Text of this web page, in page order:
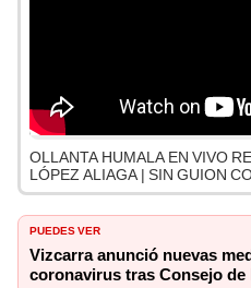
OLLANTA HUMALA EN VIVO
LÓPEZ ALIAGA | SIN GUION
PUEDES VER
Vizcarra anunció nuevas
coronavirus tras Consejo de